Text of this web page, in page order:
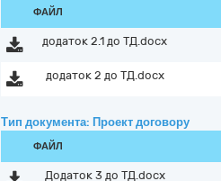
ФАЙЛ
додаток 2.1 до ТД.docx
додаток 2 до ТД.docx
Тип документа: Проект договору
ФАЙЛ
Додаток 3 до ТД.docx